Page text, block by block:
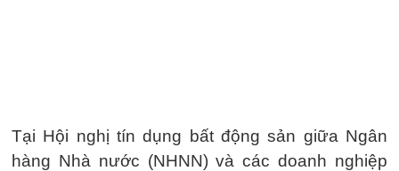
Tại Hội nghị tín dụng bất động sản giữa Ngân
hàng Nhà nước (NHNN) và các doanh nghiệp